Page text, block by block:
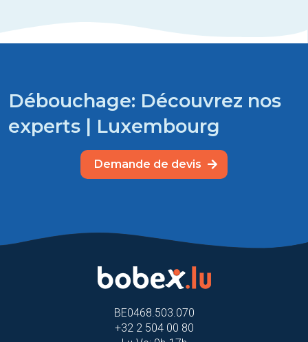
Débouchage: Découvrez nos
experts | Luxembourg
Demande de devis
BE0468.503.070
+32 2 504 00 80